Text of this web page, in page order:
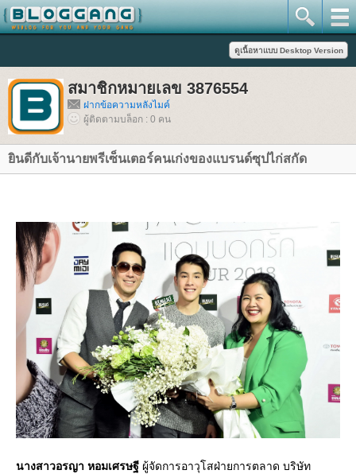
สมาชิกหมายเลข 3876554
ฝากข้อความหลังไมค์
ผู้ติดตามบล็อก : 0 คน
ินดีกับเจ้านายพรีเซ็นเตอร์คนเก่งของแบรนด์ซุปไก่สกัด
นางสาวอรญา หอมเศรษฐี ผู้จัดการอาวุโสฝ่ายการตลาด บริษัท